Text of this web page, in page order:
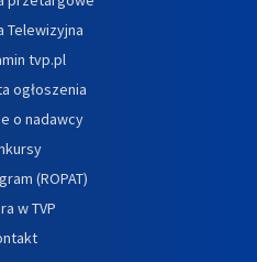
Telewizyjna
tvp.pl
ogłoszenia
o nadawcy
(ROPAT)
w TVP